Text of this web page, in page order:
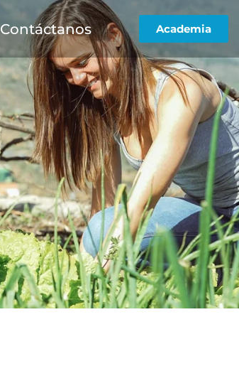
Contáctanos Academia